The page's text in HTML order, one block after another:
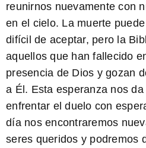
reunirnos nuevamente con
en el cielo. La muerte
difícil de aceptar, pero la
aquellos que han fallecido
presencia de Dios y gozan
a Él. Esta esperanza nos
enfrentar el duelo con
día nos encontraremos
seres queridos y podremos